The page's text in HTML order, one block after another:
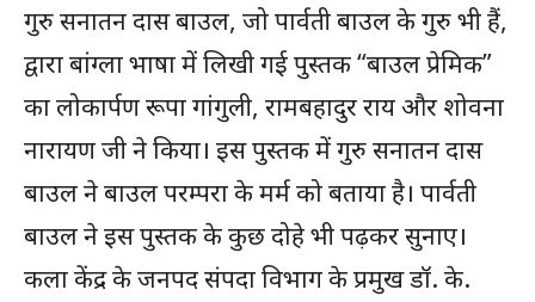
गुरु सनातन दास बाउल, जो पार्वती बाउल के गुरु भी हैं,
द्वारा बांग्ला भाषा में लिखी गई पुस्तक “बाउल प्रेमिक”
का लोकार्पण रूपा गांगुली, रामबहादुर राय और शोवना
नारायण जी ने किया। इस पुस्तक में गुरु सनातन दास
बाउल ने बाउल परम्परा के मर्म को बताया है। पार्वती
बाउल ने इस पुस्तक के कुछ दोहे भी पढ़कर सुनाए।
कला केंद्र के जनपद संपदा विभाग के प्रमुख डॉ. के.